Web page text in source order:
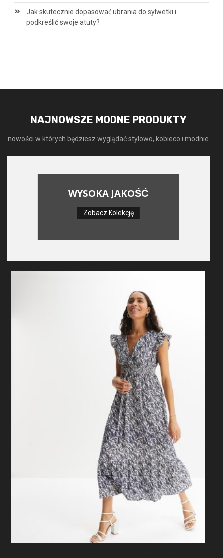
Jak skutecznie dopasować ubrania do sylwetki i
podkreślić swoje atuty?
NAJNOWSZE MODNE PRODUKTY
nowości w których będziesz wyglądać stylowo, kobieco i modnie
WYSOKA JAKOŚĆ
Zobacz Kolekcję